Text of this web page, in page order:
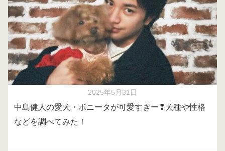
2025年5月31日
中島健人の愛犬・ボニータが可愛すぎー❢犬種や性格
などを調べてみた！